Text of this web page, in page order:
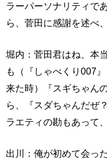
ラーパーソナリティで
ら、菅田に感謝を述べ
堀内：菅田君はね、本
も（『しゃべくり007
来た時）『スギちゃん
ら、『スダちゃんだぜ
ラエティの勘もあって
出川：俺が初めて会っ